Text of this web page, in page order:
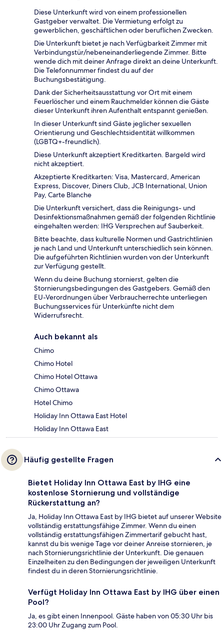
Diese Unterkunft wird von einem professionellen
Gastgeber verwaltet. Die Vermietung erfolgt zu
gewerblichen, geschäftlichen oder beruflichen Zwecken.
Die Unterkunft bietet je nach Verfügbarkeit Zimmer mit
Verbindungstür/nebeneinanderliegende Zimmer. Bitte
wende dich mit deiner Anfrage direkt an deine Unterkunft.
Die Telefonnummer findest du auf der
Buchungsbestätigung.
Dank der Sicherheitsausstattung vor Ort mit einem
Feuerlöscher und einem Rauchmelder können die Gäste
dieser Unterkunft ihren Aufenthalt entspannt genießen.
In dieser Unterkunft sind Gäste jeglicher sexuellen
Orientierung und Geschlechtsidentität willkommen
(LGBTQ+-freundlich).
Diese Unterkunft akzeptiert Kreditkarten. Bargeld wird
nicht akzeptiert.
Akzeptierte Kreditkarten: Visa, Mastercard, American
Express, Discover, Diners Club, JCB International, Union
Pay, Carte Blanche
Die Unterkunft versichert, dass die Reinigungs- und
Desinfektionsmaßnahmen gemäß der folgenden Richtlinie
eingehalten werden: IHG Versprechen auf Sauberkeit.
Bitte beachte, dass kulturelle Normen und Gastrichtlinien
je nach Land und Unterkunft unterschiedlich sein können.
Die aufgeführten Richtlinien wurden von der Unterkunft
zur Verfügung gestellt.
Wenn du deine Buchung stornierst, gelten die
Stornierungsbedingungen des Gastgebers. Gemäß den
EU-Verordnungen über Verbraucherrechte unterliegen
Buchungsservices für Unterkünfte nicht dem
Widerrufsrecht.
Auch bekannt als
Chimo
Chimo Hotel
Chimo Hotel Ottawa
Chimo Ottawa
Hotel Chimo
Holiday Inn Ottawa East Hotel
Holiday Inn Ottawa East
Häufig gestellte Fragen
Bietet Holiday Inn Ottawa East by IHG eine
kostenlose Stornierung und vollständige
Rückerstattung an?
Ja, Holiday Inn Ottawa East by IHG bietet auf unserer Website
vollständig erstattungsfähige Zimmer. Wenn du einen
vollständig erstattungsfähigen Zimmertarif gebucht hast,
kannst du bis wenige Tage vor deiner Anreise stornieren, je
nach Stornierungsrichtlinie der Unterkunft. Die genauen
Einzelheiten zu den Bedingungen der jeweiligen Unterkunft
findest du in deren Stornierungsrichtlinie.
Verfügt Holiday Inn Ottawa East by IHG über einen
Pool?
Ja, es gibt einen Innenpool. Gäste haben von 05:30 Uhr bis
23:00 Uhr Zugang zum Pool.